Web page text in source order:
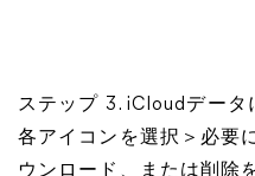
ステップ 3. iCloudデータ
各アイコンを選択＞必要
ウンロード、または削除